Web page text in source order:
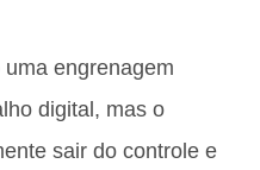
engrenagem
digital, mas o
sair do controle e